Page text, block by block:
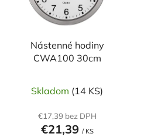
Nástenné hodiny
CWA100 30cm
Skladom (14 KS)
€17,39 bez DPH
€21,39 / KS